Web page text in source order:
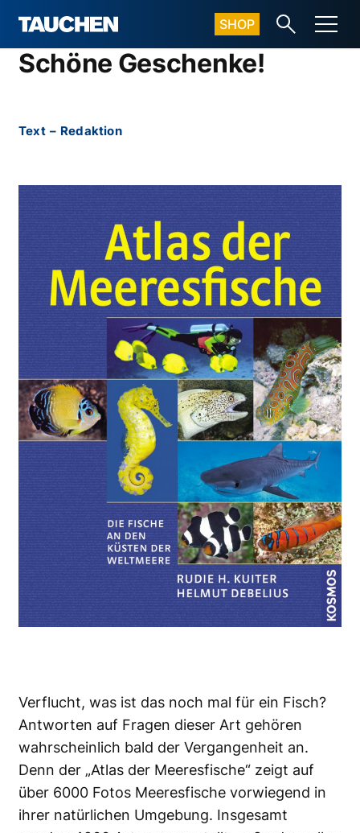
SHOP
Schöne Geschenke!
Text – Redaktion
Verflucht, was ist das noch mal für ein Fisch?
Antworten auf Fragen dieser Art gehören
wahrscheinlich bald der Vergangenheit an.
Denn der „Atlas der Meeresfische“ zeigt auf
über 6000 Fotos Meeresfische vorwiegend in
ihrer natürlichen Umgebung. Insgesamt